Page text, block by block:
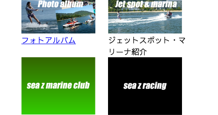
フォトアルバム
ジェットスポット・マ
リーナ紹介